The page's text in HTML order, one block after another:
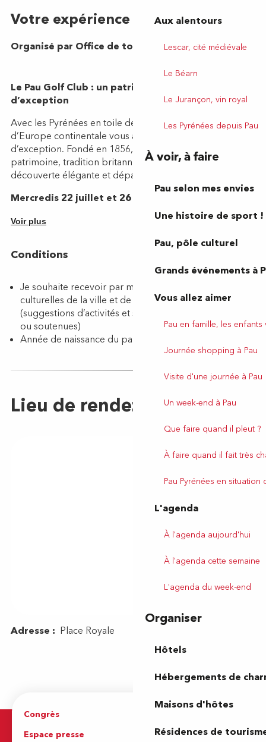
Aux alentours
Lescar, cité médiévale
Le Béarn
Le Jurançon, vin royal
Les Pyrénées depuis Pau
À voir, à faire
Pau selon mes envies
Une histoire de sport !
Pau, pôle culturel
Grands événements à
Vous allez aimer
Pau en famille, les
Journée shopping à Pau
Visite d'une journée à Pau
Un week-end à Pau
Que faire quand il pleut ?
À faire quand il fait très
Pau Pyrénées en situation
L'agenda
À l'agenda aujourd'hui
À l'agenda cette semaine
L'agenda du week-end
Organiser
Hôtels
Hébergements de
Maisons d'hôtes
Résidences de
Congrès
Espace presse
Brochures